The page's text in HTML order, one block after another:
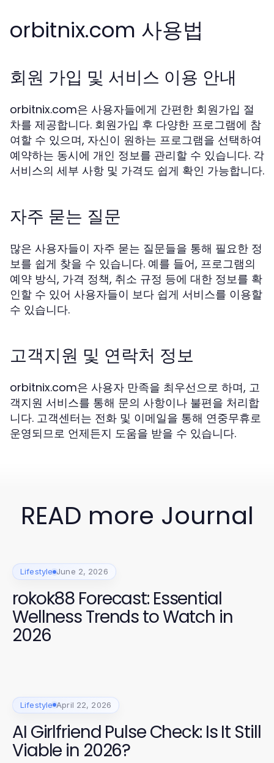
orbitnix.com 사용법
회원 가입 및 서비스 이용 안내
orbitnix.com은 사용자들에게 간편한 회원가입 절
차를 제공합니다. 회원가입 후 다양한 프로그램에 참
여할 수 있으며, 자신이 원하는 프로그램을 선택하여
예약하는 동시에 개인 정보를 관리할 수 있습니다. 각
서비스의 세부 사항 및 가격도 쉽게 확인 가능합니다.
자주 묻는 질문
많은 사용자들이 자주 묻는 질문들을 통해 필요한 정
보를 쉽게 찾을 수 있습니다. 예를 들어, 프로그램의
예약 방식, 가격 정책, 취소 규정 등에 대한 정보를 확
인할 수 있어 사용자들이 보다 쉽게 서비스를 이용할
수 있습니다.
고객지원 및 연락처 정보
orbitnix.com은 사용자 만족을 최우선으로 하며, 고
객지원 서비스를 통해 문의 사항이나 불편을 처리합
니다. 고객센터는 전화 및 이메일을 통해 연중무휴로
운영되므로 언제든지 도움을 받을 수 있습니다.
READ more Journal
Lifestyle June 2, 2026
rokok88 Forecast: Essential
Wellness Trends to Watch in
2026
Lifestyle April 22, 2026
AI Girlfriend Pulse Check: Is It Still
Viable in 2026?